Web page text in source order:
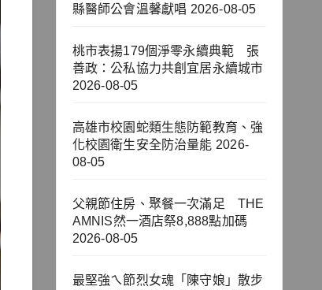
縣醫師公會溫馨獻唱 2026-08-05
桃市表揚179個淨零永續典範 張
善政：公私協力共創宜居永續城市
2026-08-05
高雄市校園蛇類生態防範教育、強
化校園衛生安全防治量能 2026-
08-05
父親節住房、聚餐一次滿足 THE
AMNIS然一酒店祭8,888點加碼
2026-08-05
最堅強ㄟ節烈女魂「陳守娘」散步